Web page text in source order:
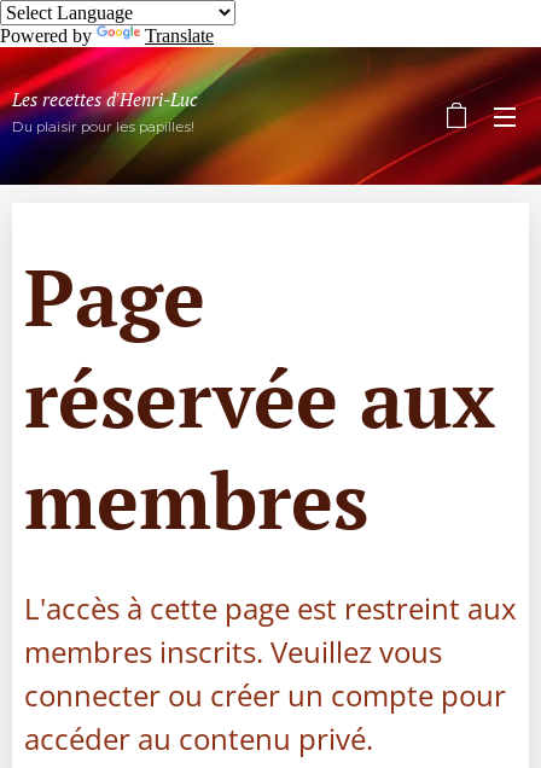
Powered by Translate
Les recettes d'Henri-Luc
Du plaisir pour les papilles!
Page
réservée aux
membres
L'accès à cette page est restreint aux
membres inscrits. Veuillez vous
connecter ou créer un compte pour
accéder au contenu privé.